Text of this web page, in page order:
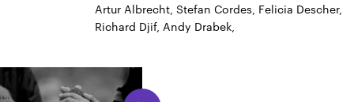
Artur Albrecht, Stefan Cordes, Felicia Descher,
Richard Djif, Andy Drabek,